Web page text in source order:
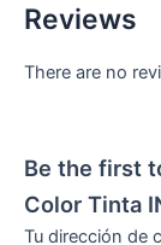
Reviews
There are no
Be the first
Color Tinta
Tu dirección de